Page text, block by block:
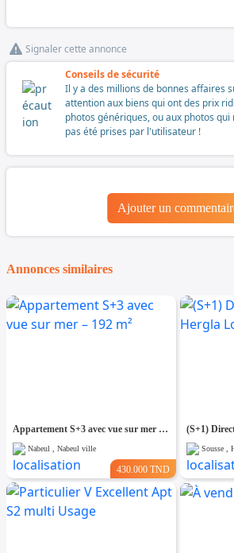
Signaler cette annonce
Conseils de sécurité
Il y a des millions de bonnes affaires
attention aux biens qui ont des prix
photos génériques, ou aux photos
pas été prises par l'utilisateur !
Ajouter un
Annonces similaires
Appartement S+3 avec vue sur mer – 192 m²
Nabeul , Nabeul ville
430.000 TND
Sousse ,